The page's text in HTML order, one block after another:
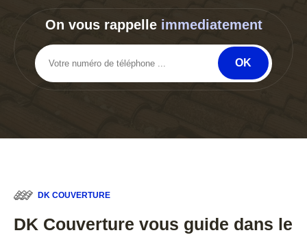
On vous rappelle immediatement
DK COUVERTURE
DK Couverture vous guide dans le